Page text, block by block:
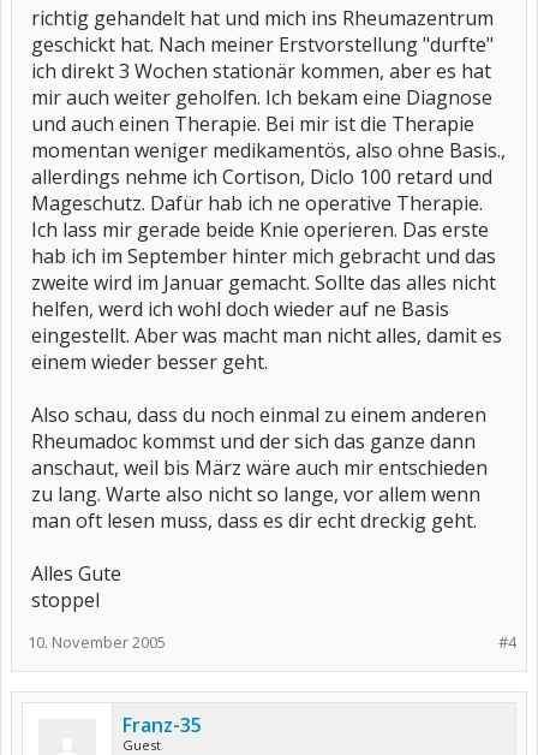
richtig gehandelt hat und mich ins Rheumazentrum
geschickt hat. Nach meiner Erstvorstellung "durfte"
ich direkt 3 Wochen stationär kommen, aber es hat
mir auch weiter geholfen. Ich bekam eine Diagnose
und auch einen Therapie. Bei mir ist die Therapie
momentan weniger medikamentös, also ohne Basis.,
allerdings nehme ich Cortison, Diclo 100 retard und
Mageschutz. Dafür hab ich ne operative Therapie.
Ich lass mir gerade beide Knie operieren. Das erste
hab ich im September hinter mich gebracht und das
zweite wird im Januar gemacht. Sollte das alles nicht
helfen, werd ich wohl doch wieder auf ne Basis
eingestellt. Aber was macht man nicht alles, damit es
einem wieder besser geht.
Also schau, dass du noch einmal zu einem anderen
Rheumadoc kommst und der sich das ganze dann
anschaut, weil bis März wäre auch mir entschieden
zu lang. Warte also nicht so lange, vor allem wenn
man oft lesen muss, dass es dir echt dreckig geht.
Alles Gute
stoppel
#4
10. November 2005
Franz-35
Guest